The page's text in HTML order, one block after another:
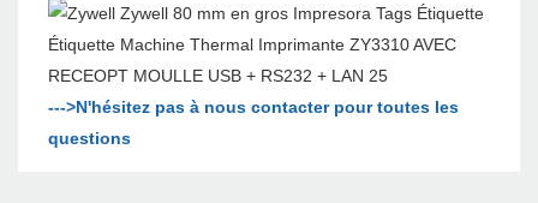
--->N'hésitez pas à nous contacter pour toutes les
questions